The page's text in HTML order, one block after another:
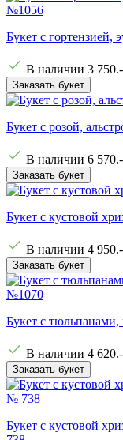
Букет с гортензией,
В наличии 3 750.-
Заказать букет
Букет с розой,
В наличии 6 570.-
Заказать букет
Букет с кустовой
В наличии 4 950.-
Заказать букет
Букет с
В наличии 4 620.-
Заказать букет
Букет с кустовой